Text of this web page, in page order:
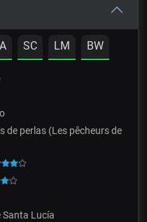
SC LM BW
de perlas (Les pêcheurs de
Santa Lucía